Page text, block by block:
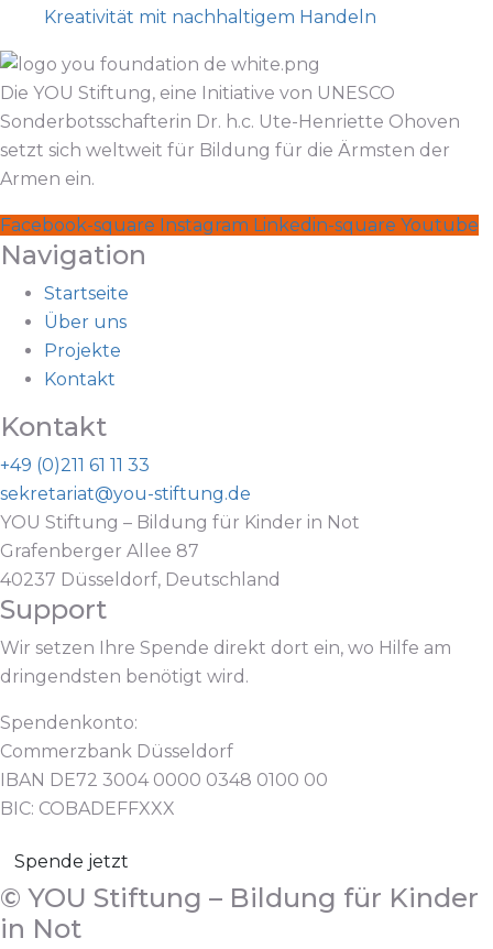
Kreativität mit nachhaltigem Handeln
Die YOU Stiftung, eine Initiative von UNESCO
Sonderbotsschafterin Dr. h.c. Ute-Henriette Ohoven
setzt sich weltweit für Bildung für die Ärmsten der
Armen ein.
Facebook-square Instagram Linkedin-square Youtube
Navigation
Startseite
Über uns
Projekte
Kontakt
Kontakt
+49 (0)211 61 11 33
sekretariat@you-stiftung.de
YOU Stiftung – Bildung für Kinder in Not
Grafenberger Allee 87
40237 Düsseldorf, Deutschland
Support
Wir setzen Ihre Spende direkt dort ein, wo Hilfe am
dringendsten benötigt wird.
Spendenkonto:
Commerzbank Düsseldorf
IBAN DE72 3004 0000 0348 0100 00
BIC: COBADEFFXXX
Spende jetzt
© YOU Stiftung – Bildung für Kinder
in Not